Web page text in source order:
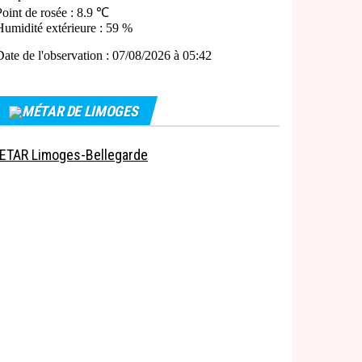
MÉTAR DE LIMOGES
Limoges-Bellegarde